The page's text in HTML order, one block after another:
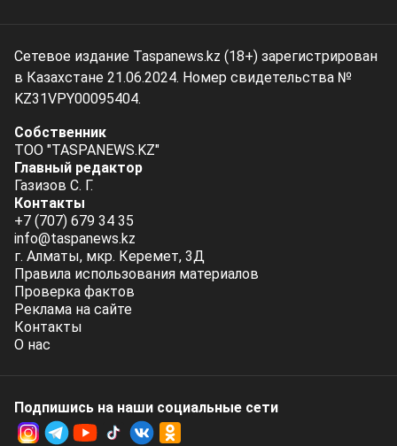
Сетевое издание Taspanews.kz (18+) зарегистрирован
в Казахстане 21.06.2024. Номер свидетельства №
KZ31VPY00095404.
Собственник
ТОО "TASPANEWS.KZ"
Главный редактор
Газизов С. Г.
Контакты
+7 (707) 679 34 35
info@taspanews.kz
г. Алматы, мкр. Керемет, 3Д
Правила использования материалов
Проверка фактов
Реклама на сайте
Контакты
О нас
Подпишись на наши социальные cети